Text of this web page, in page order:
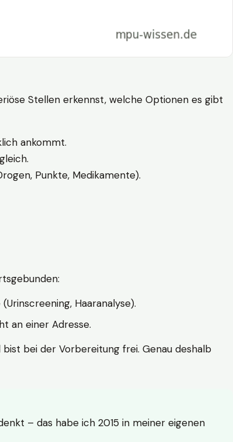
Stellen erkennst, welche Optionen es gibt
ankommt.
Punkte, Medikamente).
Haaranalyse).
an einer Adresse.
bei der Vorbereitung frei. Genau deshalb
– das habe ich 2015 in meiner eigenen